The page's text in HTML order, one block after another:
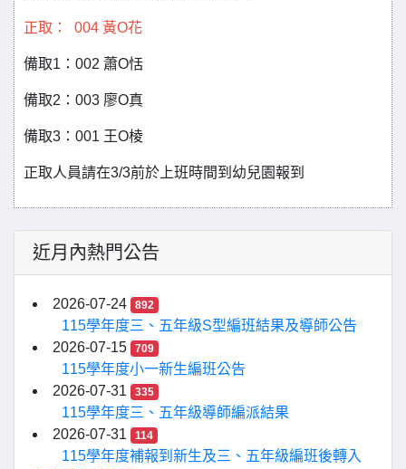
正取： 004 黃O花
備取1：002 蕭O恬
備取2：003 廖O真
備取3：001 王O棱
正取人員請在3/3前於上班時間到幼兒園報到
近月內熱門公告
2026-07-24 892
115學年度三、五年級S型編班結果及導師公告
2026-07-15
709
115學年度小一新生編班公告
2026-07-31
335
115學年度三、五年級導師編派結果
2026-07-31
114
115學年度補報到新生及三、五年級編班後轉入